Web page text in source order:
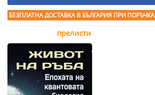
БЕЗПЛАТНА ДОСТАВКА В БЪЛГАРИЯ ПРИ ПОРЪЧКА
прелисти